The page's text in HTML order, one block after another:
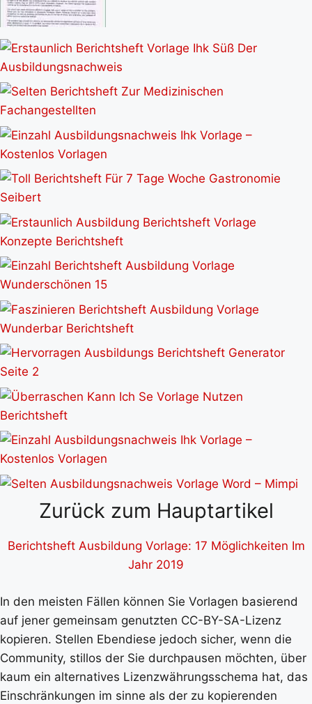
Zurück zum Hauptartikel
Berichtsheft Ausbildung Vorlage: 17 Möglichkeiten Im
Jahr 2019
In den meisten Fällen können Sie Vorlagen basierend
auf jener gemeinsam genutzten CC-BY-SA-Lizenz
kopieren. Stellen Ebendiese jedoch sicher, wenn die
Community, stillos der Sie durchpausen möchten, über
kaum ein alternatives Lizenzwährungsschema hat, das
Einschränkungen im sinne als der zu kopierenden